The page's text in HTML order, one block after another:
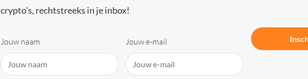
crypto’s, rechtstreeks in je inbox!
Jouw naam Jouw e-mail